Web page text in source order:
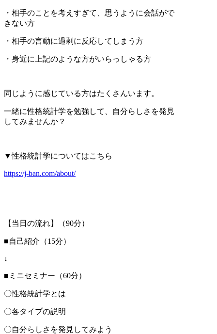
・相手のことを考えすぎて、思うように会話がで
きない方
・相手の言動に過剰に反応してしまう方
・身近に上記のような方がいらっしゃる方
同じように感じている方はたくさんいます。
一緒に性格統計学を勉強して、自分らしさを発見
してみませんか？
▼性格統計学についてはこちら
https://j-ban.com/about/
【当日の流れ】（90分）
■自己紹介（15分）
↓
■ミニセミナー（60分）
〇性格統計学とは
〇各タイプの説明
〇自分らしさを発見してみよう